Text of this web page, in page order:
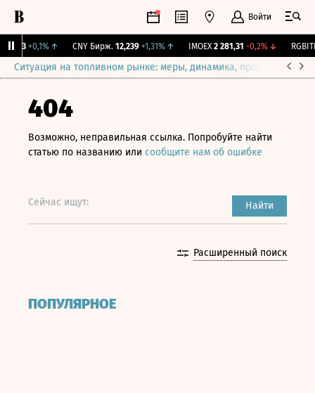
Войти
+0,1% ↑ CNY Бирж. 12,239 +1,31% ↑ IMOEX 2 281,31 -0,2%↓ RGBITR
Ситуация на топливном рынке: меры, динамика, прогнозы
404
Возможно, неправильная ссылка. Попробуйте найти
статью по названию или сообщите нам об ошибке
Сейчас ищут: Найти
Расширенный поиск
ПОПУЛЯРНОЕ